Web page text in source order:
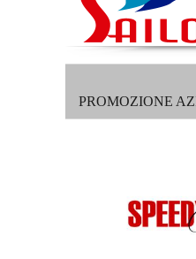
PROMOZIONE